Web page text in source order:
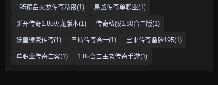
195精品火龙传奇私服(1) 易战传奇单职业(1)
新开传奇1.85火龙版本(1) 传奇私服1.80合击版(1)
妖皇微变传奇(1) 圣域传奇合击(1) 宝来传奇备胎195(1)
单职业传奇白客(1) 1.85合击王者传奇手游(1)